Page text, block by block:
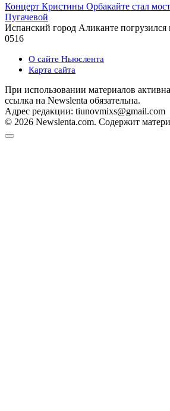
Концерт Кристины Орбакайте стал
Пугачевой
Испанский город Аликанте погрузился
0516
О сайте Ньюслента
Карта сайта
При использовании материалов
ссылка на Newslenta обязательна.
Адрес редакции: tiunovmixs@gmail.com
© 2026 Newslenta.com. Содержит